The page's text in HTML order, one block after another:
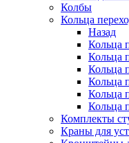
Колбы
Кольца
Назад
Кольца
Кольца
Кольца
Кольца
Кольца
Кольца
Комплекты
Краны для